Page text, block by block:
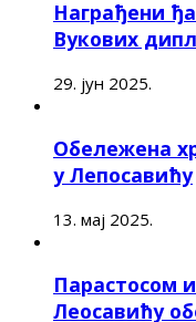
Награђени
Вукових
29. јун 2025.
Обележена
у Лепосавићу
13. мај 2025.
Парастосом
Леосавићу